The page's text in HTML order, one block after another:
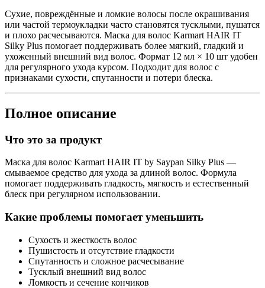
Сухие, повреждённые и ломкие волосы после окрашивания
или частой термоукладки часто становятся тусклыми, пушатся
и плохо расчесываются. Маска для волос Karmart HAIR IT
Silky Plus помогает поддерживать более мягкий, гладкий и
ухоженный внешний вид волос. Формат 12 мл × 10 шт удобен
для регулярного ухода курсом. Подходит для волос с
признаками сухости, спутанности и потери блеска.
Полное описание
Что это за продукт
Маска для волос Karmart HAIR IT by Saypan Silky Plus —
смываемое средство для ухода за длиной волос. Формула
помогает поддерживать гладкость, мягкость и естественный
блеск при регулярном использовании.
Какие проблемы помогает уменьшить
Сухость и жесткость волос
Пушистость и отсутствие гладкости
Спутанность и сложное расчесывание
Тусклый внешний вид волос
Ломкость и сечение кончиков